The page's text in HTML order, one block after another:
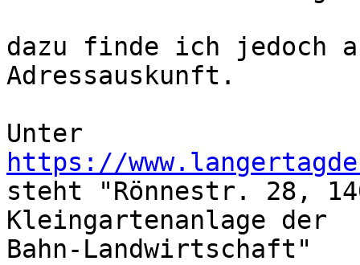
dazu finde ich jedoch
Adressauskunft.
https://
steht "Rönnestr. 28,
Kleingartenanlage der
Bahn-Landwirtschaft"